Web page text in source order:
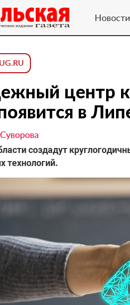
Новости
центр
в
создадут
технологий.